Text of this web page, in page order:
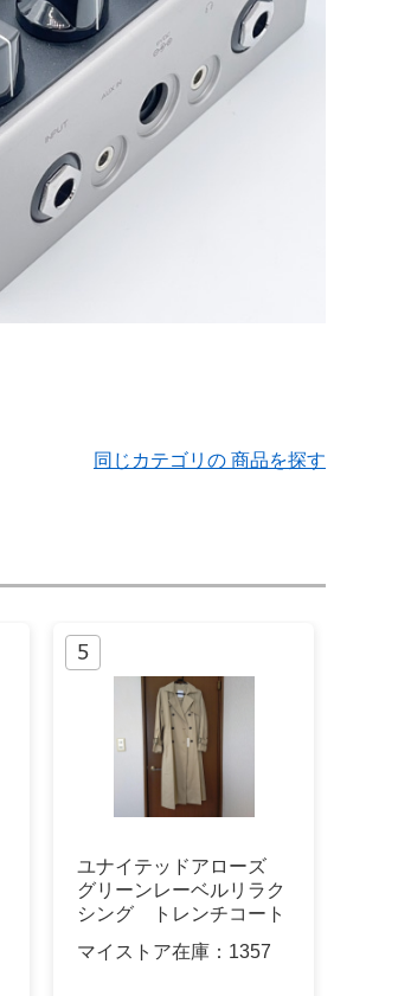
同じカテゴリの 商品を探す
ユナイテッドアローズ
グリーンレーベルリラク
シング トレンチコート
マイストア在庫： 1357